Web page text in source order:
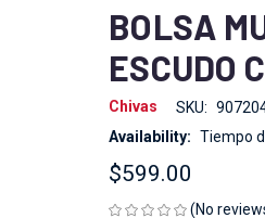
BOLSA
ESCUDO
Chivas SKU:
Availability: Tiempo
$599.00
(No